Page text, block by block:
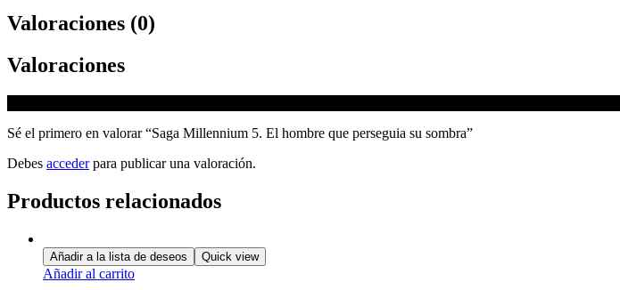
Valoraciones (0)
Valoraciones
Sé el primero en valorar “Saga Millennium 5. El hombre que perseguia su sombra”
Debes accederpara publicar una valoración.
Productos relacionados
Añadir a la lista de deseos Quick view
Añadir al carrito